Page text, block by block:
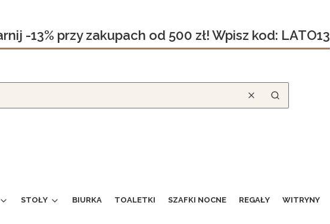
-13% przy zakupach od 500 zł! Wpisz kod: LATO13
WyczyśćSzukaj
STOŁY BIURKA TOALETKI SZAFKI NOCNE REGAŁY WITRYNY